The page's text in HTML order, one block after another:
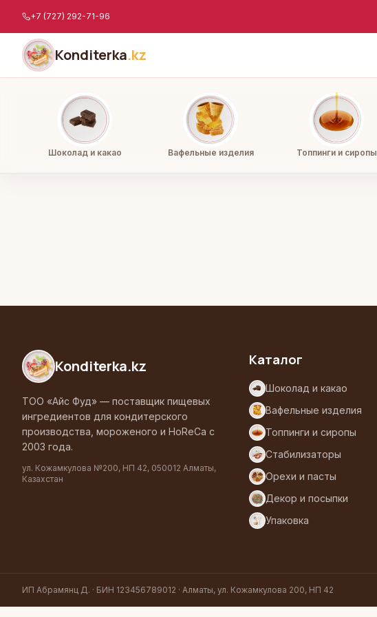
+7 (727) 292-71-96
Konditerka.kz
Шоколад и какао Вафельные изделия Топпинги и сиропы
Konditerka.kz
ТОО «Айс Фуд» — поставщик пищевых
ингредиентов для кондитерского
производства, мороженого и HoReCa с
2003 года.
ул. Кожамкулова №200, НП 42, 050012 Алматы,
Казахстан
Каталог
Шоколад и какао
Вафельные изделия
Топпинги и сиропы
Стабилизаторы
Орехи и пасты
Декор и посыпки
Упаковка
ИП Абрамянц Д. · БИН 123456789012 · Алматы, ул. Кожамкулова 200, НП 42